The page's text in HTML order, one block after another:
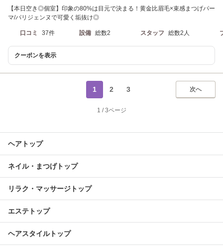
【本日空き◎個室】印象の80%は目元で決まる！黄金比眉毛×束感まつげパー
マ/パリジェンヌで可愛く垢抜け◎
口コミ 37件 設備 総数2 スタッフ 総数2人
クーポンを表示
次へ
1 2 3
1 / 3ページ
ヘアトップ
ネイル・まつげトップ
リラク・マッサージトップ
エステトップ
ヘアスタイルトップ